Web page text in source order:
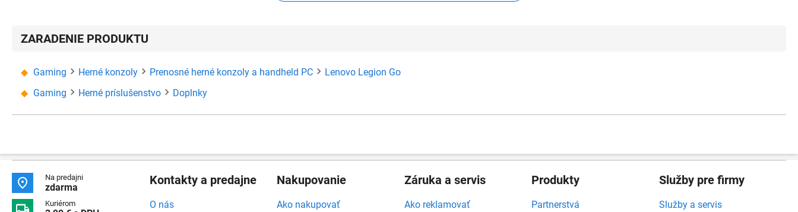
ZARADENIE PRODUKTU
Gaming Herné konzoly Prenosné herné konzoly a handheld PC
Lenovo Legion Go
Gaming
Herné príslušenstvo Doplnky
 Na predajni
zdarma
 Kuriérom
Kontakty a predajne
O nás
Nakupovanie
Ako nakupovať
Záruka a servis
Ako reklamovať
Produkty
Partnerstvá
Služby pre firmy
Služby a servis